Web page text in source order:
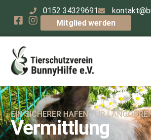
0152 34329691
Mitglied werden
EIN SICHERER HAFEN FÜR
Vermittlung